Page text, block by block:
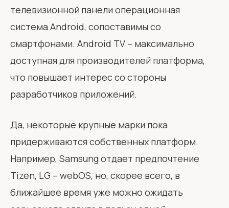
телевизионной панели операционная
система Android, сопоставимы со
смартфонами. Android TV – максимально
доступная для производителей платформа,
что повышает интерес со стороны
разработчиков приложений.
Да, некоторые крупные марки пока
придерживаются собственных платформ.
Например, Samsung отдает предпочтение
Tizen, LG – webOS, но, скорее всего, в
ближайшее время уже можно ожидать